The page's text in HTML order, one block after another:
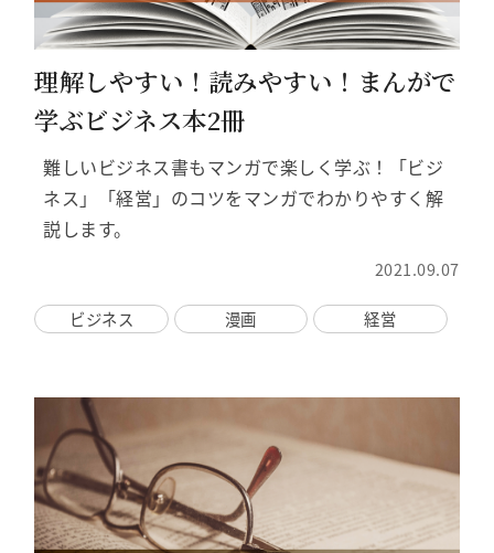
理解しやすい！読みやすい！まんがで
学ぶビジネス本2冊
難しいビジネス書もマンガで楽しく学ぶ！「ビジ
ネス」「経営」のコツをマンガでわかりやすく解
説します。
2021.09.07
ビジネス 漫画 経営